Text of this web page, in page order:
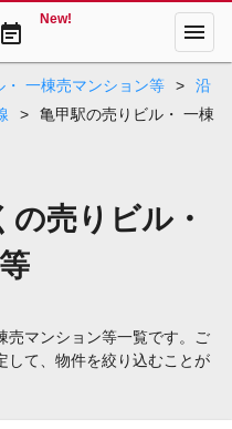
event_note
New! menu
・ 一棟売マンション等 >
沿
>
亀甲駅の売りビル・ 一棟
売りビル・
売マンション等一覧です。ご
して、物件を絞り込むことが